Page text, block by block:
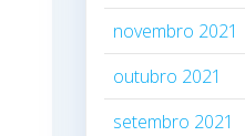
novembro 2021
outubro 2021
setembro 2021